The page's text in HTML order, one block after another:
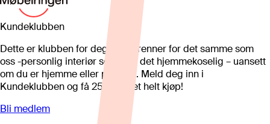
Kundeklubben
Dette er klubben for deg som brenner for det samme som
oss -personlig interiør som gjør det hjemmekoselig – uansett
om du er hjemme eller på hytta. Meld deg inn i
Kundeklubben og få 25%* på et helt kjøp!
Bli medlem